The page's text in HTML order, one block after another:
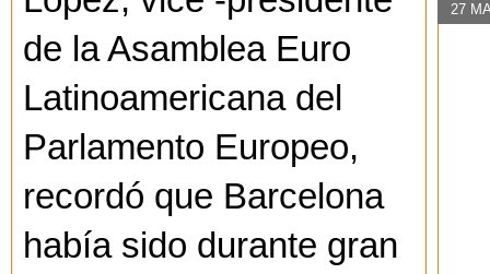
de la Asamblea Euro
Latinoamericana del
Parlamento Europeo,
recordó que Barcelona
había sido durante gran
27